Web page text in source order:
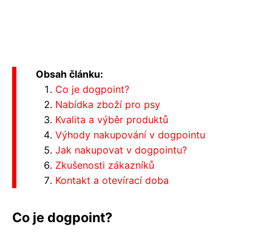
Obsah článku:
Co je dogpoint?
Nabídka zboží pro psy
Kvalita a výběr produktů
Výhody nakupování v dogpointu
Jak nakupovat v dogpointu?
Zkušenosti zákazníků
Kontakt a otevírací doba
Co je dogpoint?